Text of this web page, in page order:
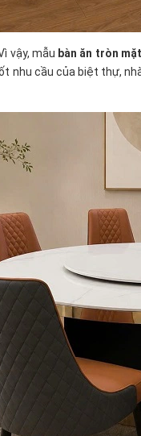
vậy, mẫu bàn ăn tròn
nhu cầu của biệt thự,